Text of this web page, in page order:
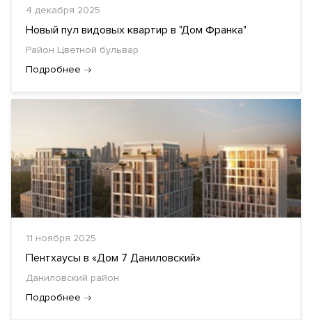
4 декабря 2025
Новый пул видовых квартир в "Дом Франка"
Район Цветной бульвар
Подробнее
11 ноября 2025
Пентхаусы в «Дом 7 Даниловский»
Даниловский район
Подробнее